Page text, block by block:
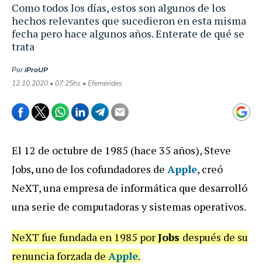
Como todos los días, estos son algunos de los
hechos relevantes que sucedieron en esta misma
fecha pero hace algunos años. Enterate de qué se
trata
PoriProUP
12.10.2020 • 07:25hs • Efemérides
El 12 de octubre de 1985 (hace 35 años), Steve
Jobs, uno de los cofundadores de Apple, creó
NeXT, una empresa de informática que desarrolló
una serie de computadoras y sistemas operativos.
NeXT fue fundada en 1985 porJobs después de su
renuncia forzada de Apple.